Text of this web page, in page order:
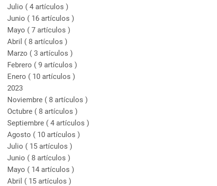
Julio ( 4 artículos )
Junio ( 16 artículos )
Mayo ( 7 artículos )
Abril ( 8 artículos )
Marzo ( 3 artículos )
Febrero ( 9 artículos )
Enero ( 10 artículos )
2023
Noviembre ( 8 artículos )
Octubre ( 8 artículos )
Septiembre ( 4 artículos )
Agosto ( 10 artículos )
Julio ( 15 artículos )
Junio ( 8 artículos )
Mayo ( 14 artículos )
Abril ( 15 artículos )